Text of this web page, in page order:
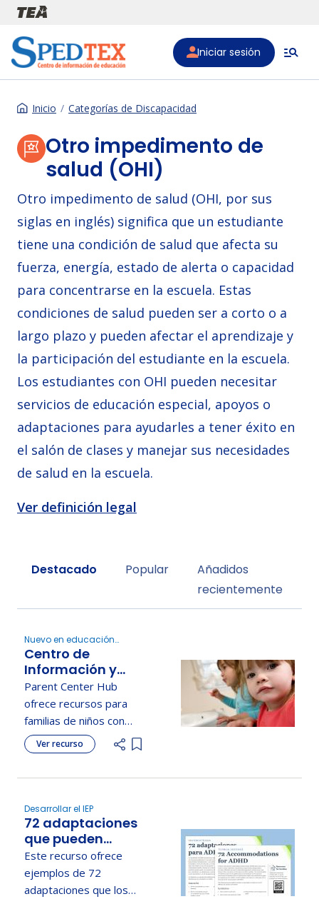
Pasar al contenido principal
Iniciar sesión
Inicio Categorías de Discapacidad
Otro impedimento de
salud (OHI)
Otro impedimento de salud (OHI, por sus
siglas en inglés) significa que un estudiante
tiene una condición de salud que afecta su
fuerza, energía, estado de alerta o capacidad
para concentrarse en la escuela. Estas
condiciones de salud pueden ser a corto o a
largo plazo y pueden afectar el aprendizaje y
la participación del estudiante en la escuela.
Los estudiantes con OHI pueden necesitar
servicios de educación especial, apoyos o
adaptaciones para ayudarles a tener éxito en
el salón de clases y manejar sus necesidades
de salud en la escuela.
Ver definición legal
Sort by
Destacado Popular
Añadidos
recientemente
Nuevo en educación
especial
Centro de
Información y
Recursos para los
Padres Otros
problemas de
salud
Parent Center Hub
ofrece recursos para
familias de niños con
discapacidades
ortopédicas, incluyendo
Ver recurso
Add item to list
Desarrollar el IEP
72 adaptaciones
que pueden
ayudar a
estudiantes con
TDAH
Este recurso ofrece
ejemplos de 72
adaptaciones que los